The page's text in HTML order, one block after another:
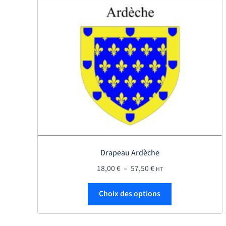
Drapeau Ardèche
18,00€ – 57,50€Plage de prix : 18,00 €
HT
Choix des options Ce produit a